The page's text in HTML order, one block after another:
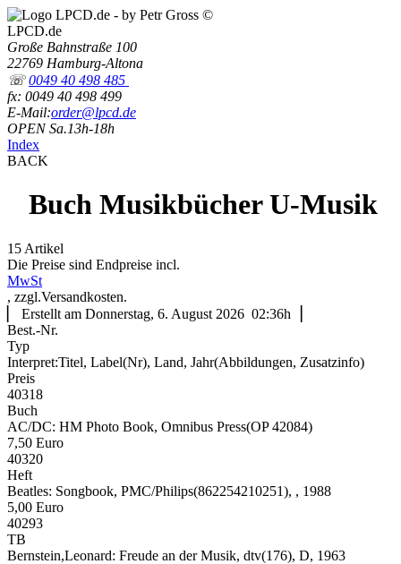
LPCD.de
Große Bahnstraße 100
22769 Hamburg-Altona
☏0049 40 498 485
fx: 0049 40 498 499
E-Mail:order@lpcd.de
OPEN Sa.13h-18h
Index
BACK
Buch Musikbücher U-Musik
15 Artikel
Die Preise sind Endpreise incl.
MwSt
, zzgl.Versandkosten.
▏ Erstellt am Donnerstag, 6. August 2026 02:36h▕
Best.-Nr.
Typ
Interpret:Titel, Label(Nr), Land, Jahr(Abbildungen, Zusatzinfo)
Preis
40318
Buch
AC/DC: HM Photo Book, Omnibus Press(OP 42084)
7,50 Euro
40320
Heft
Beatles: Songbook, PMC/Philips(862254210251), , 1988
5,00 Euro
40293
TB
Bernstein,Leonard: Freude an der Musik, dtv(176), D, 1963